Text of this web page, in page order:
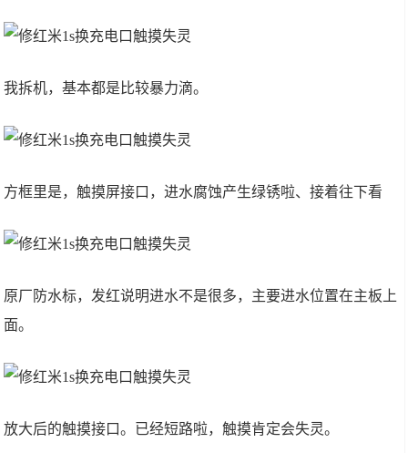
我拆机，基本都是比较暴力滴。
方框里是，触摸屏接口，进水腐蚀产生绿锈啦、接着往下看
原厂防水标，发红说明进水不是很多，主要进水位置在主板上
面。
放大后的触摸接口。已经短路啦，触摸肯定会失灵。